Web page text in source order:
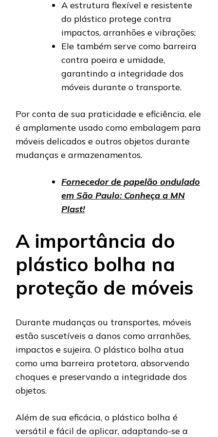
A estrutura flexível e resistente
do plástico protege contra
impactos, arranhões e vibrações;
Ele também serve como barreira
contra poeira e umidade,
garantindo a integridade dos
móveis durante o transporte.
Por conta de sua praticidade e eficiência, ele
é amplamente usado como embalagem para
móveis delicados e outros objetos durante
mudanças e armazenamentos.
Fornecedor de papelão ondulado
em São Paulo: Conheça a MN
Plast!
A importância do
plástico bolha na
proteção de móveis
Durante mudanças ou transportes, móveis
estão suscetíveis a danos como arranhões,
impactos e sujeira. O plástico bolha atua
como uma barreira protetora, absorvendo
choques e preservando a integridade dos
objetos.
Além de sua eficácia, o plástico bolha é
versátil e fácil de aplicar, adaptando-se a